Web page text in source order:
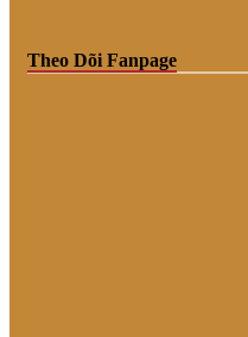
Theo Dõi Fanpage